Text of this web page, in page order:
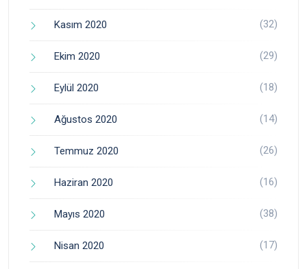
Kasım 2020 (32)
Ekim 2020 (29)
Eylül 2020 (18)
Ağustos 2020 (14)
Temmuz 2020 (26)
Haziran 2020 (16)
Mayıs 2020 (38)
Nisan 2020 (17)